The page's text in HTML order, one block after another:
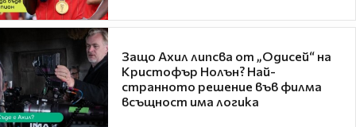
Защо Ахил липсва от „Одисей“ на
Кристофър Нолън? Най-
странното решение във филма
всъщност има логика